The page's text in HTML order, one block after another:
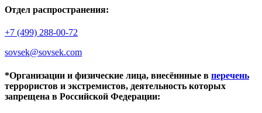
Отдел распространения:
+7 (499) 288-00-72
sovsek@sovsek.com
*Организации и физические лица, внесённные в перечень
террористов и экстремистов, деятельность которых
запрещена в Российской Федерации: